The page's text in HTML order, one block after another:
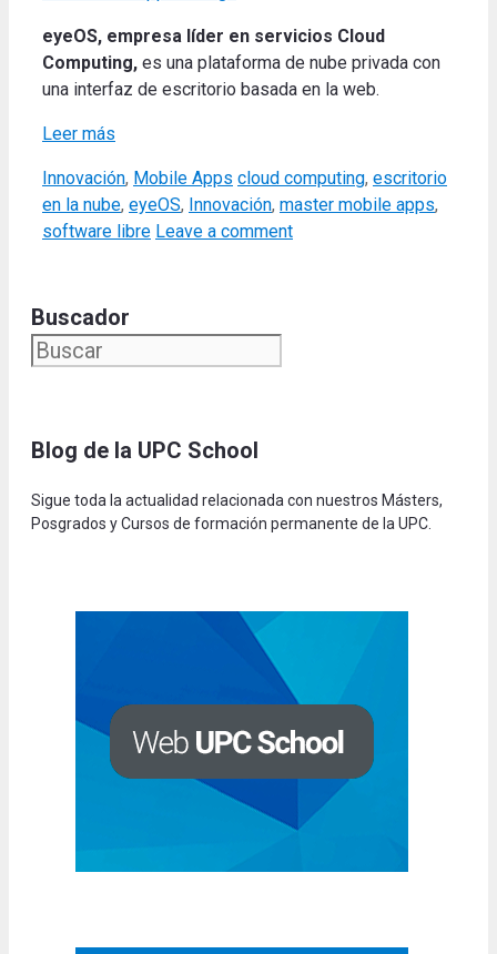
eyeOS, empresa líder en servicios Cloud
Computing, es una plataforma de nube privada con
una interfaz de escritorio basada en la web.
Leer más
Categories
Innovación, Mobile Apps Tags
cloud computing, escritorio
en la nube, eyeOS, Innovación, master mobile apps,
software libre Leave a comment
Buscador
Blog de la UPC School
Sigue toda la actualidad relacionada con nuestros Másters,
Posgrados y Cursos de formación permanente de la UPC.